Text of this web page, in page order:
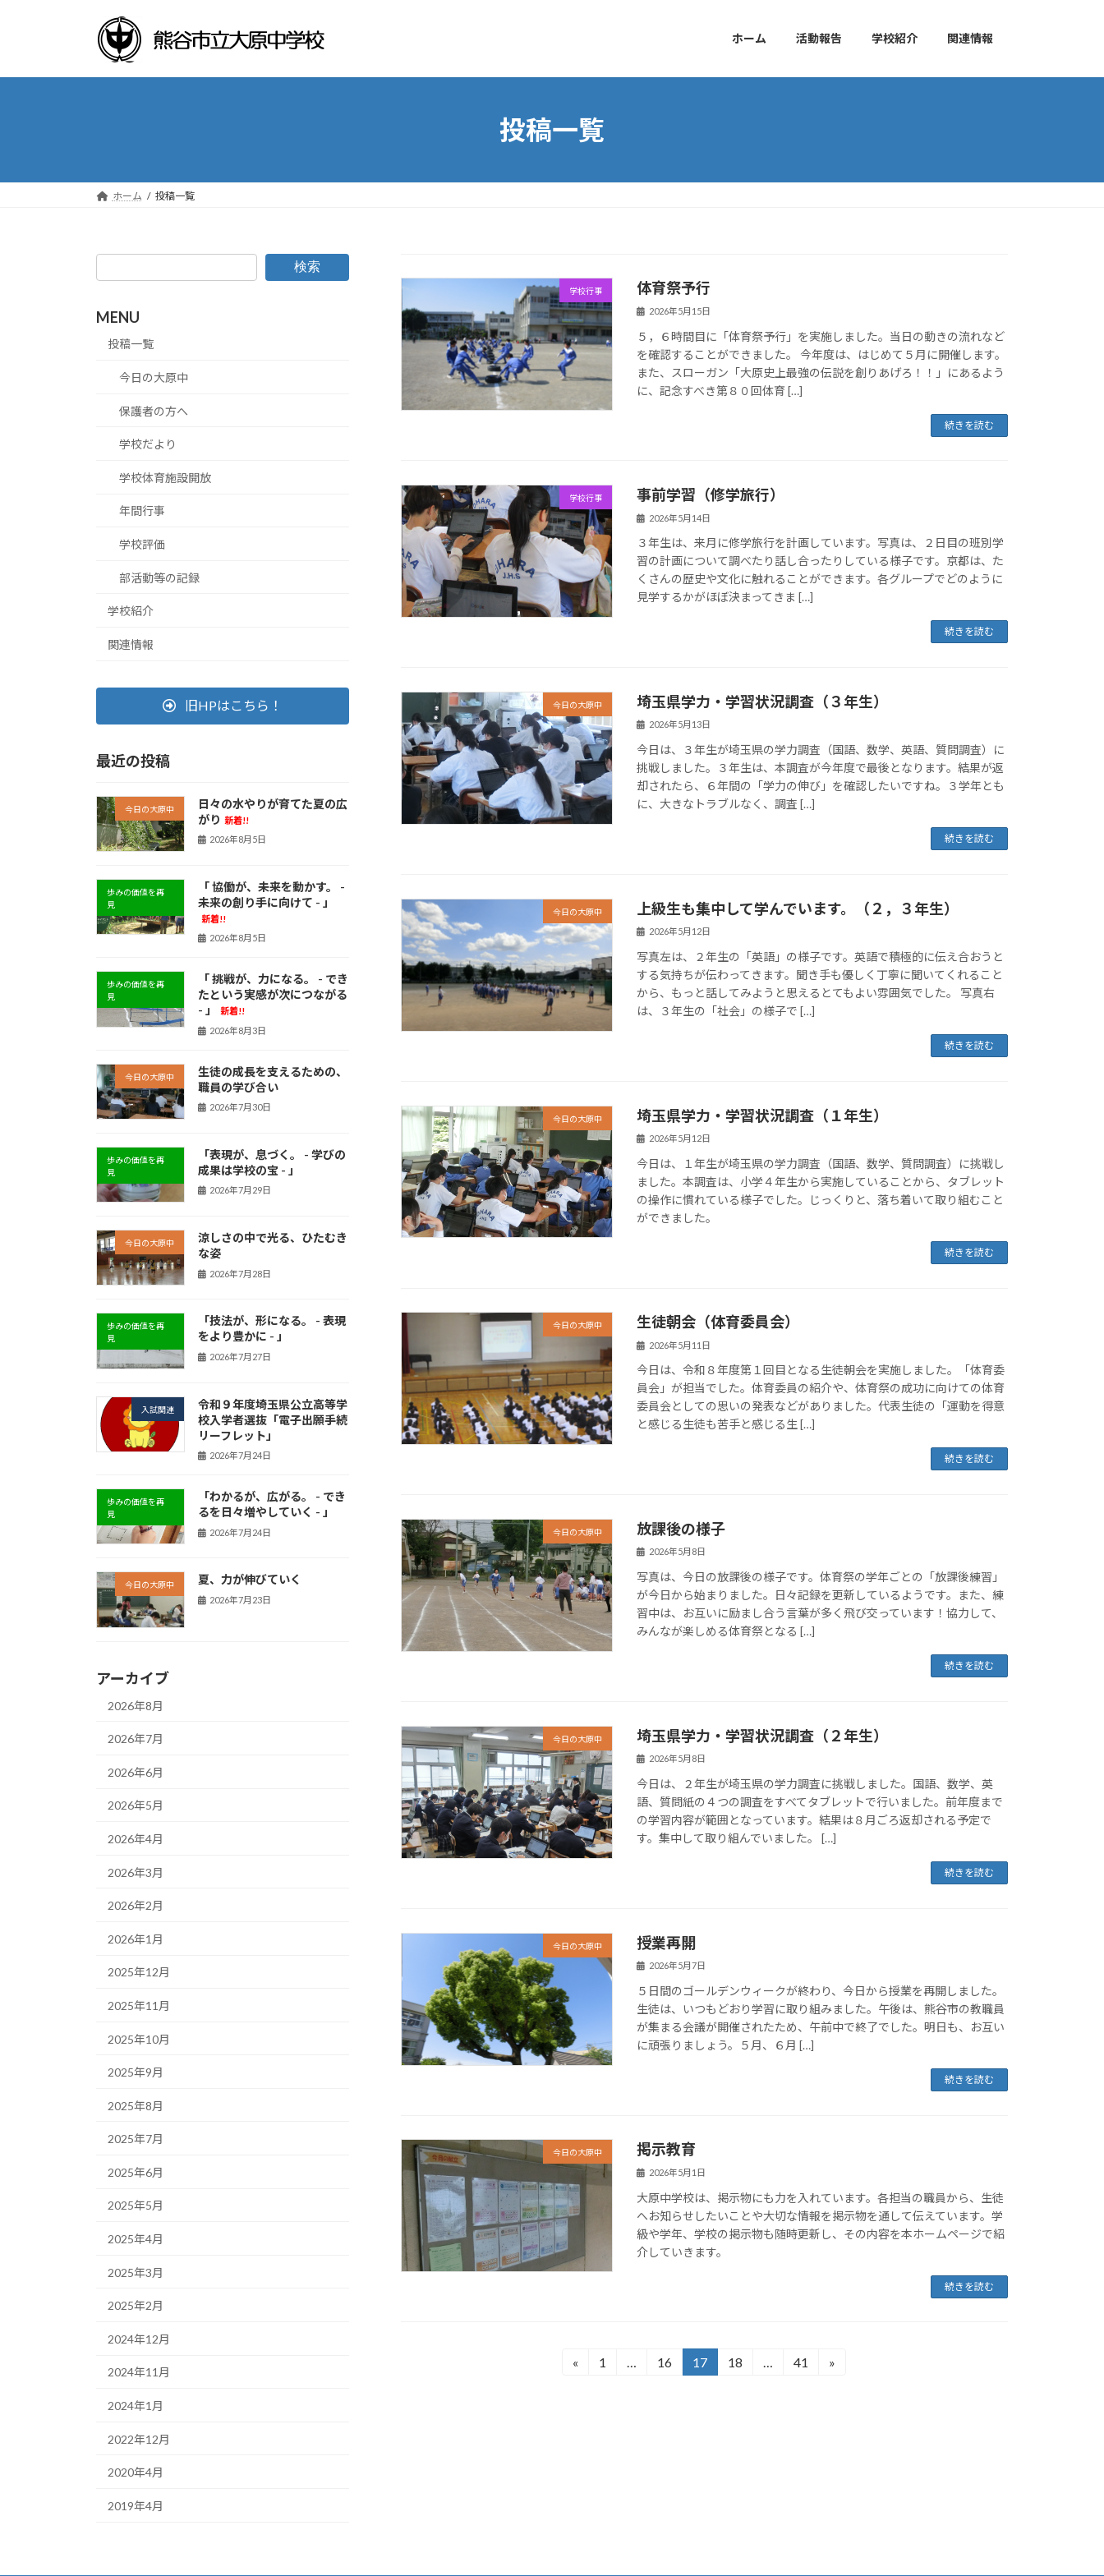
プ
動
ホーム 活動報告 学校紹介 関連情報
投稿一覧
ホーム 投稿一覧
学校行事 体育祭予行
2026年5月15日
５，６時間目に「体育祭予行」を実施しました。当日の動きの流れなど
を確認することができました。 今年度は、はじめて５月に開催します。
また、スローガン「大原史上最強の伝説を創りあげろ！！」にあるよう
に、記念すべき第８０回体育 […]
続きを読む
学校行事 事前学習（修学旅行）
2026年5月14日
３年生は、来月に修学旅行を計画しています。写真は、２日目の班別学
習の計画について調べたり話し合ったりしている様子です。京都は、た
くさんの歴史や文化に触れることができます。各グループでどのように
見学するかがほぼ決まってきま […]
続きを読む
今日の大原中 埼玉県学力・学習状況調査（３年生）
2026年5月13日
今日は、３年生が埼玉県の学力調査（国語、数学、英語、質問調査）に
挑戦しました。３年生は、本調査が今年度で最後となります。結果が返
却されたら、６年間の「学力の伸び」を確認したいですね。３学年とも
に、大きなトラブルなく、調査 […]
続きを読む
今日の大原中 上級生も集中して学んでいます。（２，３年生）
2026年5月12日
写真左は、２年生の「英語」の様子です。英語で積極的に伝え合おうと
する気持ちが伝わってきます。聞き手も優しく丁寧に聞いてくれること
から、もっと話してみようと思えるとてもよい雰囲気でした。 写真右
は、３年生の「社会」の様子で […]
続きを読む
今日の大原中 埼玉県学力・学習状況調査（１年生）
2026年5月12日
今日は、１年生が埼玉県の学力調査（国語、数学、質問調査）に挑戦し
ました。本調査は、小学４年生から実施していることから、タブレット
の操作に慣れている様子でした。じっくりと、落ち着いて取り組むこと
ができました。
続きを読む
今日の大原中 生徒朝会（体育委員会）
2026年5月11日
今日は、令和８年度第１回目となる生徒朝会を実施しました。「体育委
員会」が担当でした。体育委員の紹介や、体育祭の成功に向けての体育
委員会としての思いの発表などがありました。代表生徒の「運動を得意
と感じる生徒も苦手と感じる生 […]
続きを読む
今日の大原中 放課後の様子
2026年5月8日
写真は、今日の放課後の様子です。体育祭の学年ごとの「放課後練習」
が今日から始まりました。日々記録を更新しているようです。また、練
習中は、お互いに励まし合う言葉が多く飛び交っています！協力して、
みんなが楽しめる体育祭となる […]
続きを読む
今日の大原中 埼玉県学力・学習状況調査（２年生）
2026年5月8日
今日は、２年生が埼玉県の学力調査に挑戦しました。国語、数学、英
語、質問紙の４つの調査をすべてタブレットで行いました。前年度まで
の学習内容が範囲となっています。結果は８月ごろ返却される予定で
す。集中して取り組んでいました。 […]
続きを読む
今日の大原中 授業再開
2026年5月7日
５日間のゴールデンウィークが終わり、今日から授業を再開しました。
生徒は、いつもどおり学習に取り組みました。午後は、熊谷市の教職員
が集まる会議が開催されたため、午前中で終了でした。明日も、お互い
に頑張りましょう。５月、６月 […]
続きを読む
今日の大原中 掲示教育
2026年5月1日
大原中学校は、掲示物にも力を入れています。各担当の職員から、生徒
へお知らせしたいことや大切な情報を掲示物を通して伝えています。学
級や学年、学校の掲示物も随時更新し、その内容を本ホームページで紹
介していきます。
続きを読む
«
固
1 …
固
16
固
17
固
18 …
固
41 »
検索
MENU
投稿一覧
今日の大原中
保護者の方へ
学校だより
学校体育施設開放
年間行事
学校評価
部活動等の記録
学校紹介
関連情報
旧HPはこちら！
最近の投稿
今日の大原中
日々の水やりが育てた夏の広
がり 新着!!
2026年8月5日
歩みの価値を再
見
「 協働が、未来を動かす。 -
未来の創り手に向けて - 」
新着!!
2026年8月5日
歩みの価値を再
見
「 挑戦が、力になる。 - でき
たという実感が次につながる
- 」
新着!!
2026年8月3日
今日の大原中
生徒の成長を支えるための、
職員の学び合い
2026年7月30日
歩みの価値を再
見
「表現が、息づく。 - 学びの
成果は学校の宝 - 」
2026年7月29日
今日の大原中
涼しさの中で光る、ひたむき
な姿
2026年7月28日
歩みの価値を再
見
「技法が、形になる。 - 表現
をより豊かに - 」
2026年7月27日
入試関連
令和９年度埼玉県公立高等学
校入学者選抜「電子出願手続
リーフレット」
2026年7月24日
歩みの価値を再
見
「わかるが、広がる。 - でき
るを日々増やしていく - 」
2026年7月24日
今日の大原中 夏、力が伸びていく
2026年7月23日
アーカイブ
2026年8月
2026年7月
2026年6月
2026年5月
2026年4月
2026年3月
2026年2月
2026年1月
2025年12月
2025年11月
2025年10月
2025年9月
2025年8月
2025年7月
2025年6月
2025年5月
2025年4月
2025年3月
2025年2月
2024年12月
2024年11月
2024年1月
2022年12月
2020年4月
2019年4月